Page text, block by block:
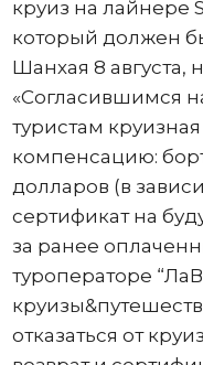
круиз на лайнере
который должен
Шанхая 8 августа,
«Согласившимся
туристам
компенсацию:
долларов (в
сертификат на
за ранее
туроператоре
отказаться от